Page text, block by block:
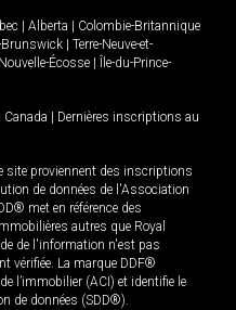
Alberta
Colombie-Britannique
Brunswick
Terre-Neuve-et-
Nouvelle-Écosse
Île-du-Prince-
Dernières inscriptions au
site proviennent des inscriptions
de données de l'Association
met en référence des
autres que Royal
de l'information n'est pas
vérifiée. La marque DDF®
l’immobilier (ACI) et identifie le
de données (SDD®).